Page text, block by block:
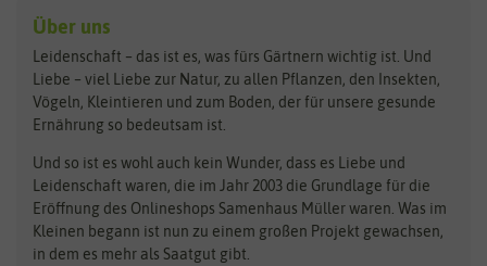
Kräutersamen
Obstsamen
Pilzbrut
Rasensamen
Steckzwiebeln
Zimmer & Kübelpflanzen
Kataloge
Schnäppchen
Anzucht & Gartenzubehör
Benary
Bingenheimer Saatgut
Bionana
BIOWOL
Blumicorn
Bûten Birds
Dürr-Samen
Feldsaaten Freudenberger
Fertil
Flora Elite
Über uns
Leidenschaft – das ist es, was fürs Gärtnern wichtig ist. Und
Liebe – viel Liebe zur Natur, zu allen Pflanzen, den Insekten,
Vögeln, Kleintieren und zum Boden, der für unsere gesunde
Ernährung so bedeutsam ist.
Und so ist es wohl auch kein Wunder, dass es Liebe und
Leidenschaft waren, die im Jahr 2003 die Grundlage für die
Eröffnung des Onlineshops Samenhaus Müller waren. Was im
Kleinen begann ist nun zu einem großen Projekt gewachsen,
in dem es mehr als Saatgut gibt.